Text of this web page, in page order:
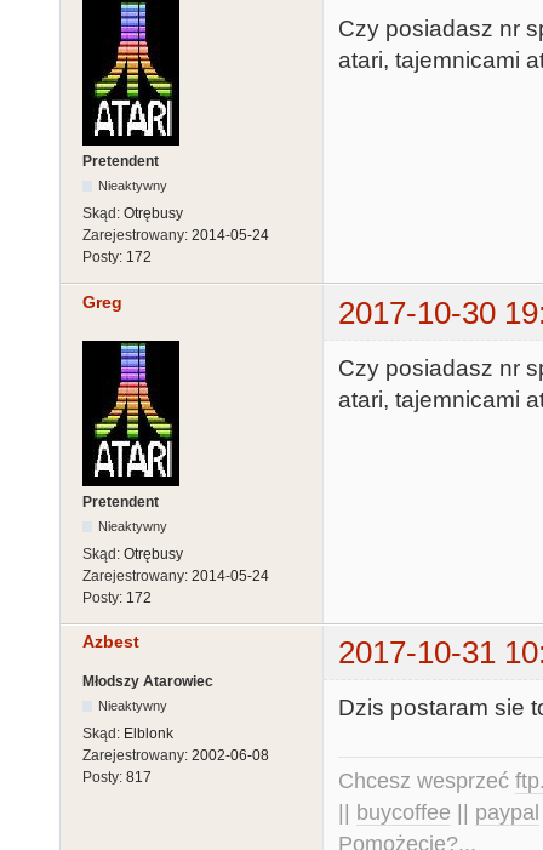
Pretendent
Nieaktywny
Skąd: Otrębusy
Zarejestrowany: 2014-05-24
Posty: 172
Czy posiadasz nr
atari, tajemnicami
Greg 2017-10-30
Pretendent
Nieaktywny
Skąd: Otrębusy
Zarejestrowany: 2014-05-24
Posty: 172
Czy posiadasz nr
atari, tajemnicami
Azbest 2017-10-31
Młodszy Atarowiec
Nieaktywny
Skąd: Elblonk
Zarejestrowany: 2002-06-08
Posty: 817
Dzis postaram sie
Chcesz wesprzeć
|| buycoffee || paypal
Pomożecie?...